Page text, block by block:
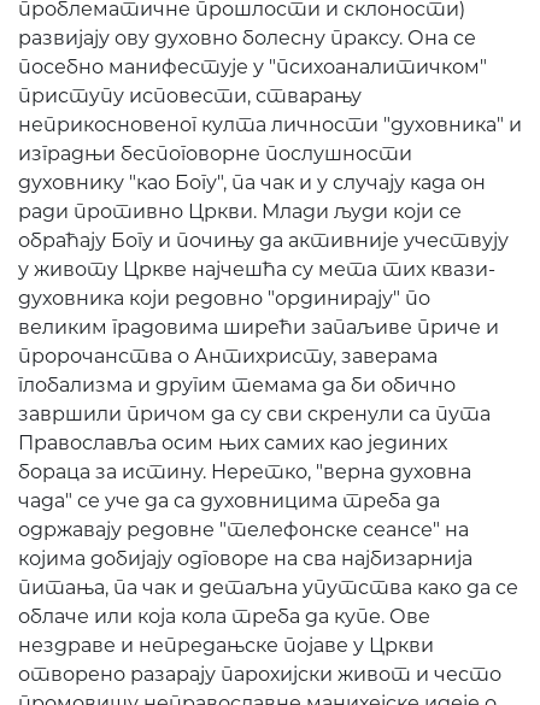
проблематичне прошлости и склоности)
развијају ову духовно болесну праксу. Она се
посебно манифестује у "психоаналитичком"
приступу исповести, стварању
неприкосновеног култа личности "духовника" и
изградњи беспоговорне послушности
духовнику "као Богу", па чак и у случају када он
ради противно Цркви. Млади људи који се
обраћају Богу и почињу да активније учествују
у животу Цркве најчешћа су мета тих квази-
духовника који редовно "ординирају" по
великим градовима ширећи запаљиве приче и
пророчанства о Антихристу, заверама
глобализма и другим темама да би обично
завршили причом да су сви скренули са пута
Православља осим њих самих као јединих
бораца за истину. Неретко, "верна духовна
чада" се уче да са духовницима треба да
одржавају редовне "телефонске сеансе" на
којима добијају одговоре на сва најбизарнија
питања, па чак и детаљна упутства како да се
облаче или која кола треба да купе. Ове
нездраве и непредањске појаве у Цркви
отворено разарају парохијски живот и често